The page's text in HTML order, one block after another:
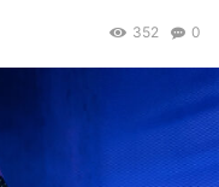
0
352